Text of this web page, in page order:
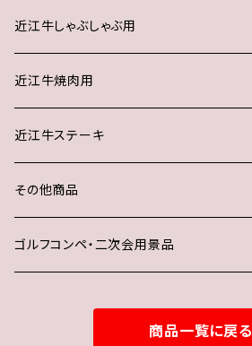
近江牛しゃぶしゃぶ用
近江牛焼肉用
近江牛ステーキ
その他商品
ゴルフコンペ・二次会用景品
商品一覧に戻る